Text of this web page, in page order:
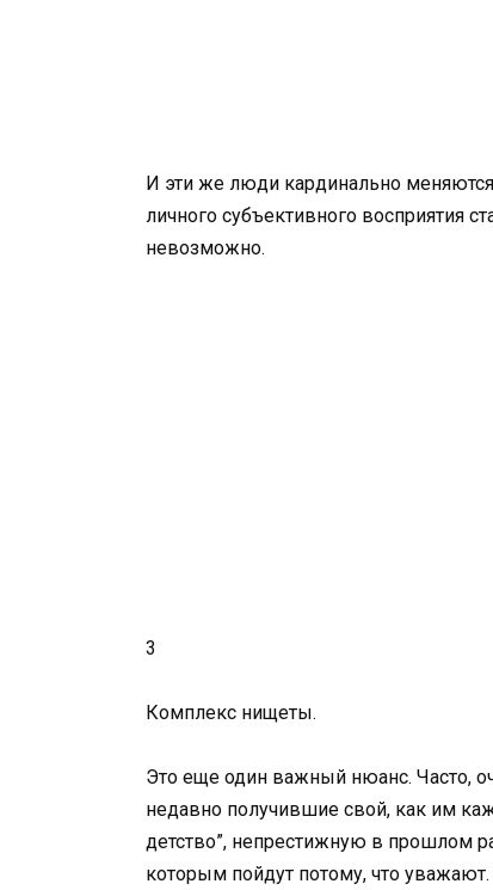
И эти же люди кардинально
личного субъективного восприятия
невозможно.
3
Комплекс нищеты.
Это еще один важный нюанс. Часто,
недавно получившие свой, как им
детство”, непрестижную в прошлом
которым пойдут потому, что